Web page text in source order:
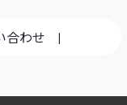
合わせ